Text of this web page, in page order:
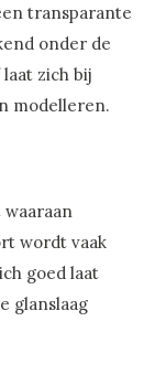
transparante
onder de
zich bij
modelleren.
wordt vaak
goed laat
glanslaag